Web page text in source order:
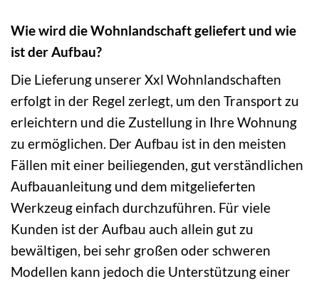
Wie wird die Wohnlandschaft geliefert und wie
ist der Aufbau?
Die Lieferung unserer Xxl Wohnlandschaften
erfolgt in der Regel zerlegt, um den Transport zu
erleichtern und die Zustellung in Ihre Wohnung
zu ermöglichen. Der Aufbau ist in den meisten
Fällen mit einer beiliegenden, gut verständlichen
Aufbauanleitung und dem mitgelieferten
Werkzeug einfach durchzuführen. Für viele
Kunden ist der Aufbau auch allein gut zu
bewältigen, bei sehr großen oder schweren
Modellen kann jedoch die Unterstützung einer